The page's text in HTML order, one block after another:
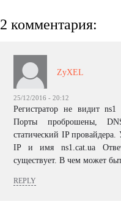
2 комментария:
ZyXEL
25/12/2016 - 20:12
Регистратор не видит
Порты проброшены,
статический IP
IP и имя ns1.cat.ua
существует. В чем может
REPLY